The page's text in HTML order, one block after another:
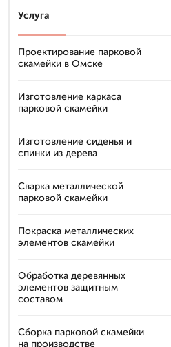
Услуга
Проектирование парковой
скамейки в Омске
Изготовление каркаса
парковой скамейки
Изготовление сиденья и
спинки из дерева
Сварка металлической
парковой скамейки
Покраска металлических
элементов скамейки
Обработка деревянных
элементов защитным
составом
Сборка парковой скамейки
на производстве